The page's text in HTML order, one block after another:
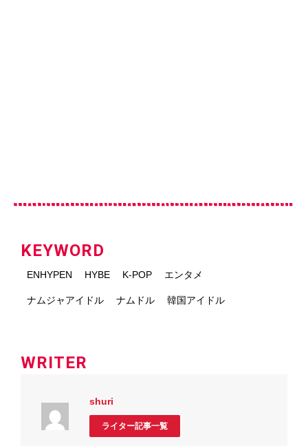
KEYWORD
ENHYPEN HYBE K-POP エンタメ
ナムジャアイドル ナムドル 韓国アイドル
WRITER
shuri
ライター記事一覧